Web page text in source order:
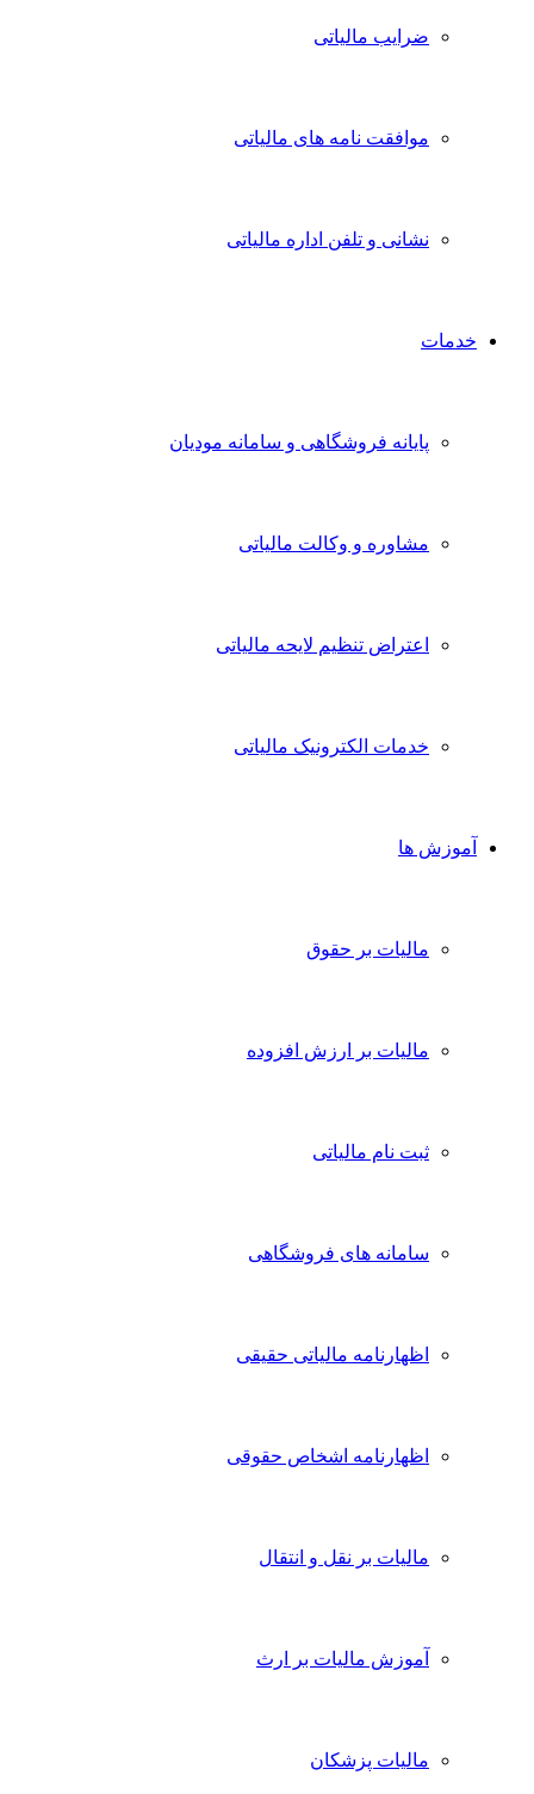
ضرایب مالیاتی
موافقت نامه های مالیاتی
نشانی و تلفن اداره مالیاتی
خدمات
پایانه فروشگاهی و سامانه مودیان
مشاوره و وکالت مالیاتی
اعتراض تنظیم لایحه مالیاتی
خدمات الکترونیک مالیاتی
آموزش ها
مالیات بر حقوق
مالیات بر ارزش افزوده
ثبت نام مالیاتی
سامانه های فروشگاهی
اظهارنامه مالیاتی حقیقی
اظهارنامه اشخاص حقوقی
مالیات بر نقل و انتقال
آموزش مالیات بر ارث
مالیات پزشکان